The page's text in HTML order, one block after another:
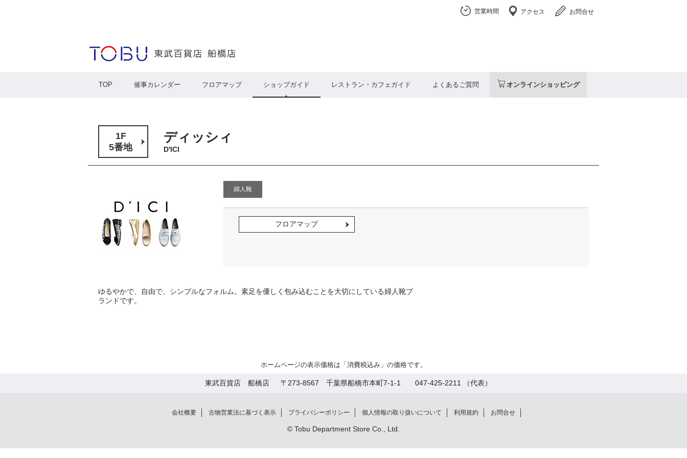
お問合せ
アクセス
営業時間
TOP 催事カレンダー フロアマップ ショップガイド レストラン・カフェガイド よくあるご質問 オンラインショッピング
1F
5番地
ディッシィ
D'ICI
婦人靴
フロアマップ
ゆるやかで、自由で、シンプルなフォルム。素足を優しく包み込むことを大切にしている婦人靴ブ
ランドです。
ホームページの表示価格は「消費税込み」の価格です。
東武百貨店 船橋店 〒273-8567 千葉県船橋市本町7-1-1 047-425-2211 （代表）
会社概要 古物営業法に基づく表示 プライバシーポリシー 個人情報の取り扱いについて 利用規約 お問合せ
© Tobu Department Store Co., Ltd.